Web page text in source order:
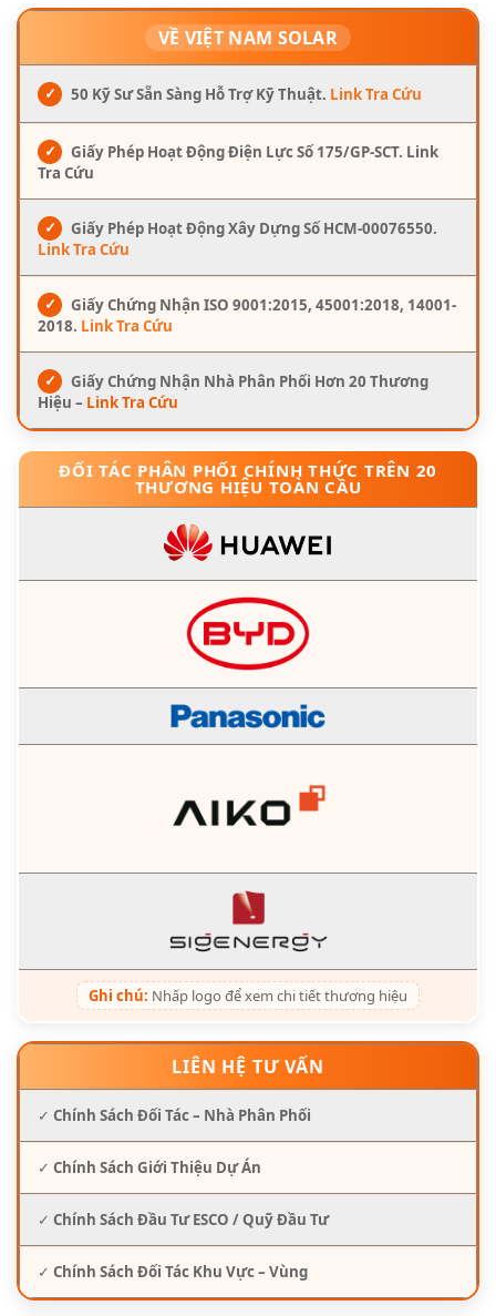
VỀ VIỆT NAM SOLAR
✓ 50 Kỹ Sư Sẵn Sàng Hỗ Trợ Kỹ Thuật. Link Tra Cứu
✓
Giấy Phép Hoạt Động Điện Lực Số 175/GP-SCT. Link
Tra Cứu
✓
Giấy Phép Hoạt Động Xây Dựng Số HCM-00076550.
Link Tra Cứu
✓
Giấy Chứng Nhận ISO 9001:2015, 45001:2018, 14001-
2018. Link Tra Cứu
✓
Giấy Chứng Nhận Nhà Phân Phối Hơn 20 Thương
Hiệu – Link Tra Cứu
ĐỐI TÁC PHÂN PHỐI CHÍNH THỨC TRÊN 20
THƯƠNG HIỆU TOÀN CẦU
Ghi chú: Nhấp logo để xem chi tiết thương hiệu
LIÊN HỆ TƯ VẤN
✓ Chính Sách Đối Tác – Nhà Phân Phối
✓ Chính Sách Giới Thiệu Dự Án
✓ Chính Sách Đầu Tư ESCO / Quỹ Đầu Tư
✓ Chính Sách Đối Tác Khu Vực – Vùng